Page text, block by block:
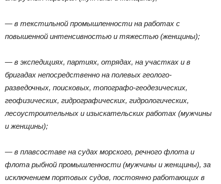
— в текстильной промышленности на работах с
повышенной интенсивностью и тяжестью (женщины);
— в экспедициях, партиях, отрядах, на участках и в
бригадах непосредственно на полевых геолого-
разведочных, поисковых, топографо-геодезических,
геофизических, гидрографических, гидрологических,
лесоустроительных и изыскательских работах (мужчины
и женщины);
— в плавсоставе на судах морского, речного флота и
флота рыбной промышленности (мужчины и женщины), за
исключением портовых судов, постоянно работающих в